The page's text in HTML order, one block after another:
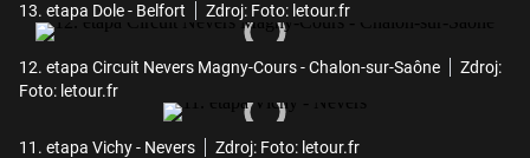
13. etapa Dole - Belfort Zdroj: Foto: letour.fr
12. etapa Circuit Nevers Magny-Cours - Chalon-sur-Saône
Zdroj:
Foto: letour.fr
11. etapa Vichy - Nevers Zdroj: Foto: letour.fr